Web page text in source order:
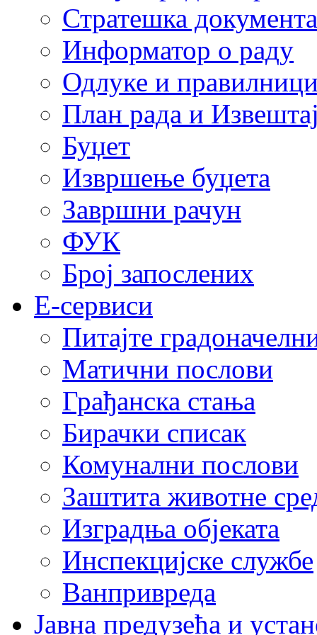
Стратешка документа
Информатор о раду
Одлуке и
План рада и
Буџет
Извршење буџета
Завршни рачун
ФУК
Број запослених
E-сервиси
Питајте
Матични послови
Грађанска стања
Бирачки списак
Комунални послови
Заштита животне
Изградња објеката
Инспекцијске службе
Ванпривреда
Јавна предузећа и